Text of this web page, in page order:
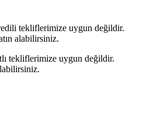
tekliflerimize uygun değildir.
alabilirsiniz.
tekliflerimize uygun değildir.